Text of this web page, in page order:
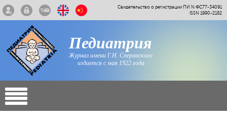
Свидетельство о регистрации ПИ N ФС77-34091
ISSN 1990-2182
Педиатрия
Журнал имени Г.Н. Сперанского
издается с мая 1922 года